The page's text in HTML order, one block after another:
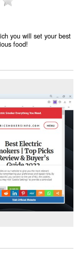
you will set your best
food!